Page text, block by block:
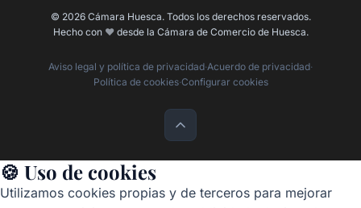
© 2026 Cámara Huesca. Todos los derechos reservados.
Hecho con ❤️desde la Cámara de Comercio de Huesca.
Aviso legal y política de privacidad·Acuerdo de privacidad·
Política de cookies·Configurar cookies
🍪 Uso de cookies
Utilizamos cookies propias y de terceros para mejorar